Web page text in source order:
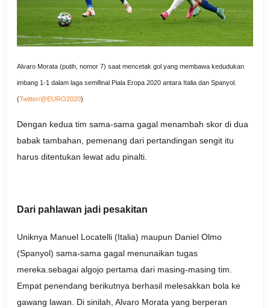
Alvaro Morata (putih, nomor 7) saat mencetak gol yang membawa kedudukan
imbang 1-1 dalam laga semifinal Piala Eropa 2020 antara Italia dan Spanyol.
(Twitter/@EURO2020)
Dengan kedua tim sama-sama gagal menambah skor di dua
babak tambahan, pemenang dari pertandingan sengit itu
harus ditentukan lewat adu pinalti.
Dari pahlawan jadi pesakitan
Uniknya Manuel Locatelli (Italia) maupun Daniel Olmo
(Spanyol) sama-sama gagal menunaikan tugas
mereka.sebagai algojo pertama dari masing-masing tim.
Empat penendang berikutnya berhasil melesakkan bola ke
gawang lawan. Di sinilah, Alvaro Morata yang berperan